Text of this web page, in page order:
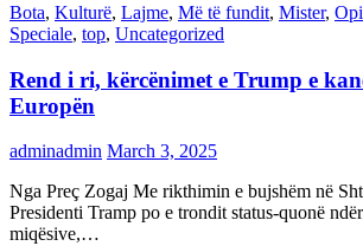
Bota, Kulturë, Lajme, Më të fundit, Mister,
Speciale, top, Uncategorized
Rend i ri, kërcënimet e Trump e
Europën
adminadmin March 3, 2025
Nga Preç Zogaj Me rikthimin e bujshëm në
Presidenti Tramp po e trondit status-quonë
miqësive,…